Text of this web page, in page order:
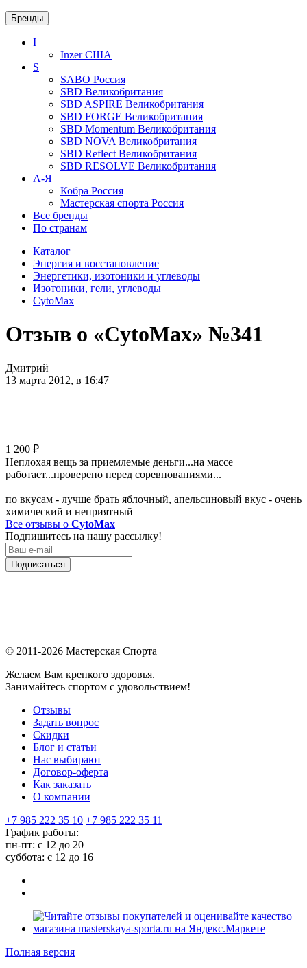
Бренды
I
InzerСША
S
SABO Россия
SBD Великобритания
SBD ASPIRE Великобритания
SBD FORGE Великобритания
SBD Momentum Великобритания
SBD NOVA Великобритания
SBD Reflect Великобритания
SBD RESOLVE Великобритания
А-Я
Кобра Россия
Мастерская спорта Россия
Все бренды
По странам
Каталог
Энергия и восстановление
Энергетики, изотоники и углеводы
Изотоники, гели, углеводы
CytoMax
Отзыв о «CytoMax» №341
Дмитрий
13 марта 2012, в 16:47
1 200 ₽
Неплохая вещь за приемлемые деньги...на массе
работает...проверено перед соревнованиями...
по вкусам - лучше брать яблочный, апельсиновый вкус - очень
химический и неприятный
Все отзывы о CytoMax
Подпишитесь на нашу рассылку!
Подписаться
© 2011-2026 Мастерская Спорта
Желаем Вам крепкого здоровья.
Занимайтесь спортом с удовольствием!
Отзывы
Задать вопрос
Скидки
Блог и статьи
Нас выбирают
Договор-оферта
Как заказать
О компании
+7 985 222 35 10 +7 985 222 35 11
График работы:
пн-пт: с 12 до 20
суббота: c 12 до 16
Полная версия